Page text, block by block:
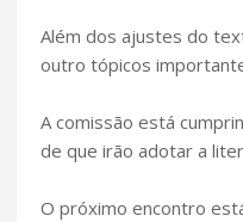
Além dos ajustes do
outro tópicos
A comissão está
de que irão adotar a
O próximo encontro